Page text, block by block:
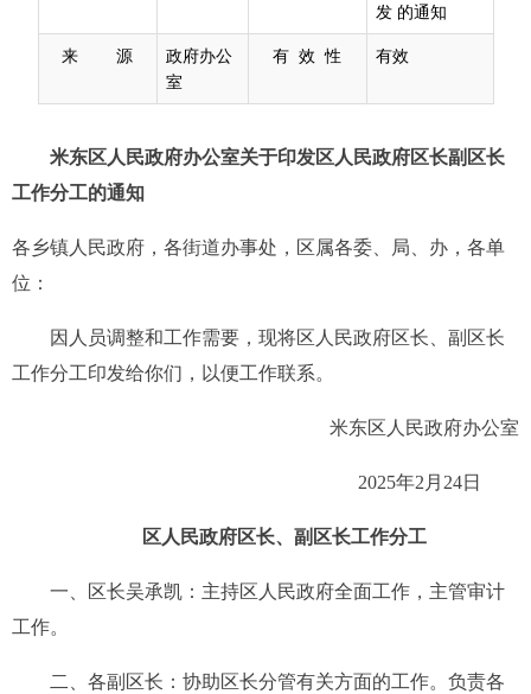
发 的通知
来 源
政府办公
室
有 效 性 有效
米东区人民政府办公室关于印发区人民政府区长副区长
工作分工的通知
各乡镇人民政府，各街道办事处 ，区属各委、局、办，各单
位：
因 人员调整和工作需要，现将区人民政府区长、副区长
工作分工印发给你们，以便工作联系。
米东区人民政府办公室
2025年2月24日
区人民政府区长、 副区长工作分工
一、区长吴承凯： 主持区人民政府全面工作 ， 主管审计
工作。
二、各副区长 ： 协助区长分管有关方面的工作。 负责各